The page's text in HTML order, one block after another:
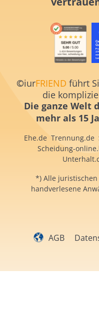
©iurFRIEND führt
die
Die ganze Welt
mehr als 15
Ehe.de Trennung.de
Scheidung-
*) Alle
handverlesene
AGB